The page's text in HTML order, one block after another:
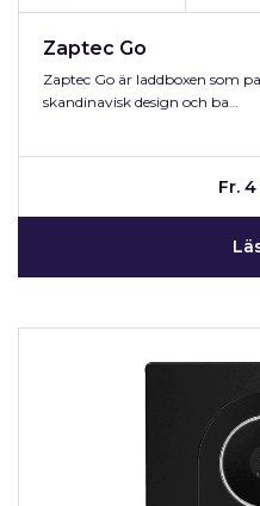
Zaptec Go
Zaptec Go är laddboxen som
skandinavisk design och ba…
Fr.